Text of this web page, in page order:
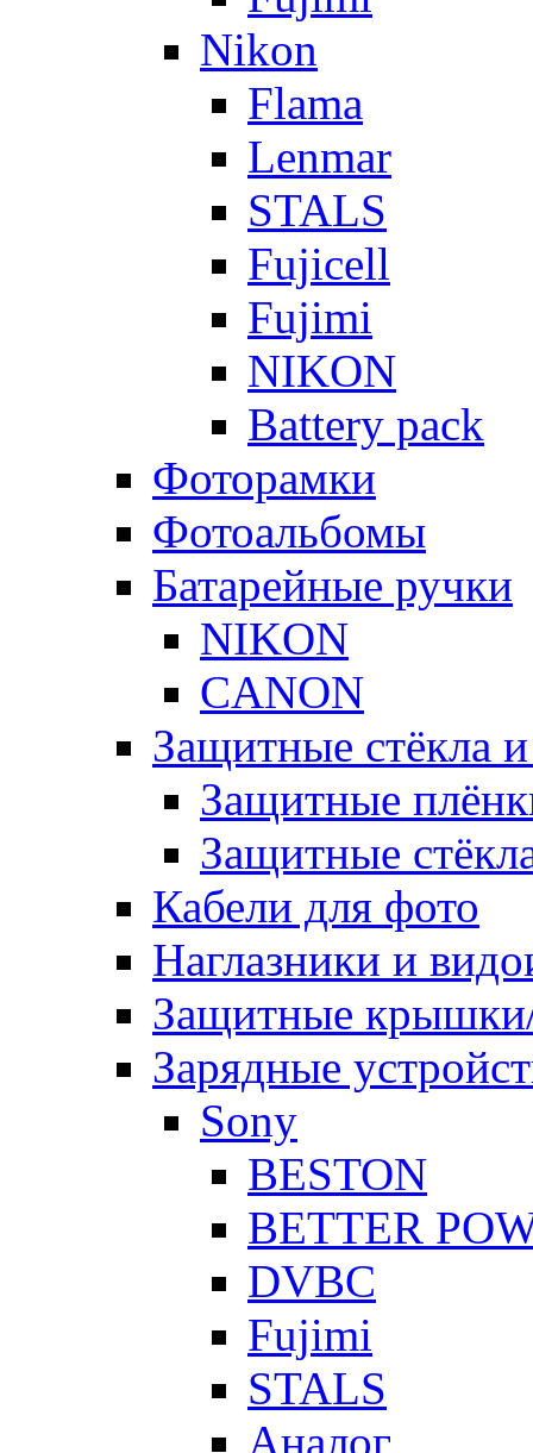
Nikon
Flama
Lenmar
STALS
Fujicell
Fujimi
NIKON
Battery pack
Фоторамки
Фотоальбомы
Батарейные ручки
NIKON
CANON
Защитные стёкла
Защитные
Защитные
Кабели для фото
Наглазники и
Защитные
Зарядные
Sony
BESTON
BETTER
DVBC
Fujimi
STALS
Аналог